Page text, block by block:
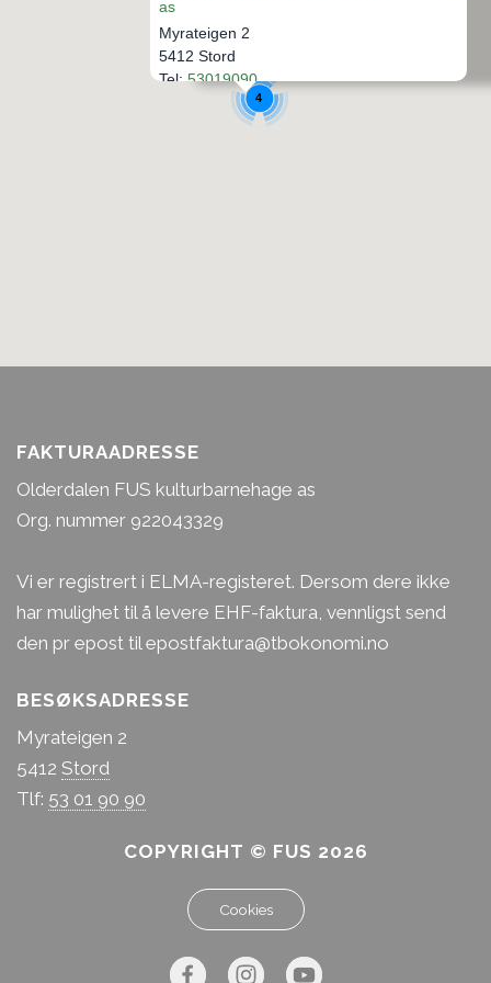
Marianne Nøtland
Fagarbeidar
Issa Bissa
Hei Marianne - kva likar du aller best å gjera saman
Eg syns det er veldig kjekt å lese bøker og å gå på
turar.
Å ha gode samtalar med barna likar eg godt :)
4
as
Myrateigen 2
5412 Stord
Tel:53019090
dl.olderdalen@bhg.no
FAKTURAADRESSE
Olderdalen FUS kulturbarnehage as
Org. nummer 922043329
Vi er registrert i ELMA-registeret. Dersom dere ikke
har mulighet til å levere EHF-faktura, vennligst send
den pr epost til epostfaktura@tbokonomi.no
BESØKSADRESSE
Myrateigen 2
5412 Stord
Tlf: 53 01 90 90
COPYRIGHT © FUS 2026
Cookies